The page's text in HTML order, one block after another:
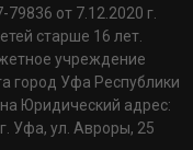
от 7.12.2020 г.
старше 16 лет.
учреждение
город Уфа Республики
Юридический адрес:
Уфа, ул. Авроры, 25